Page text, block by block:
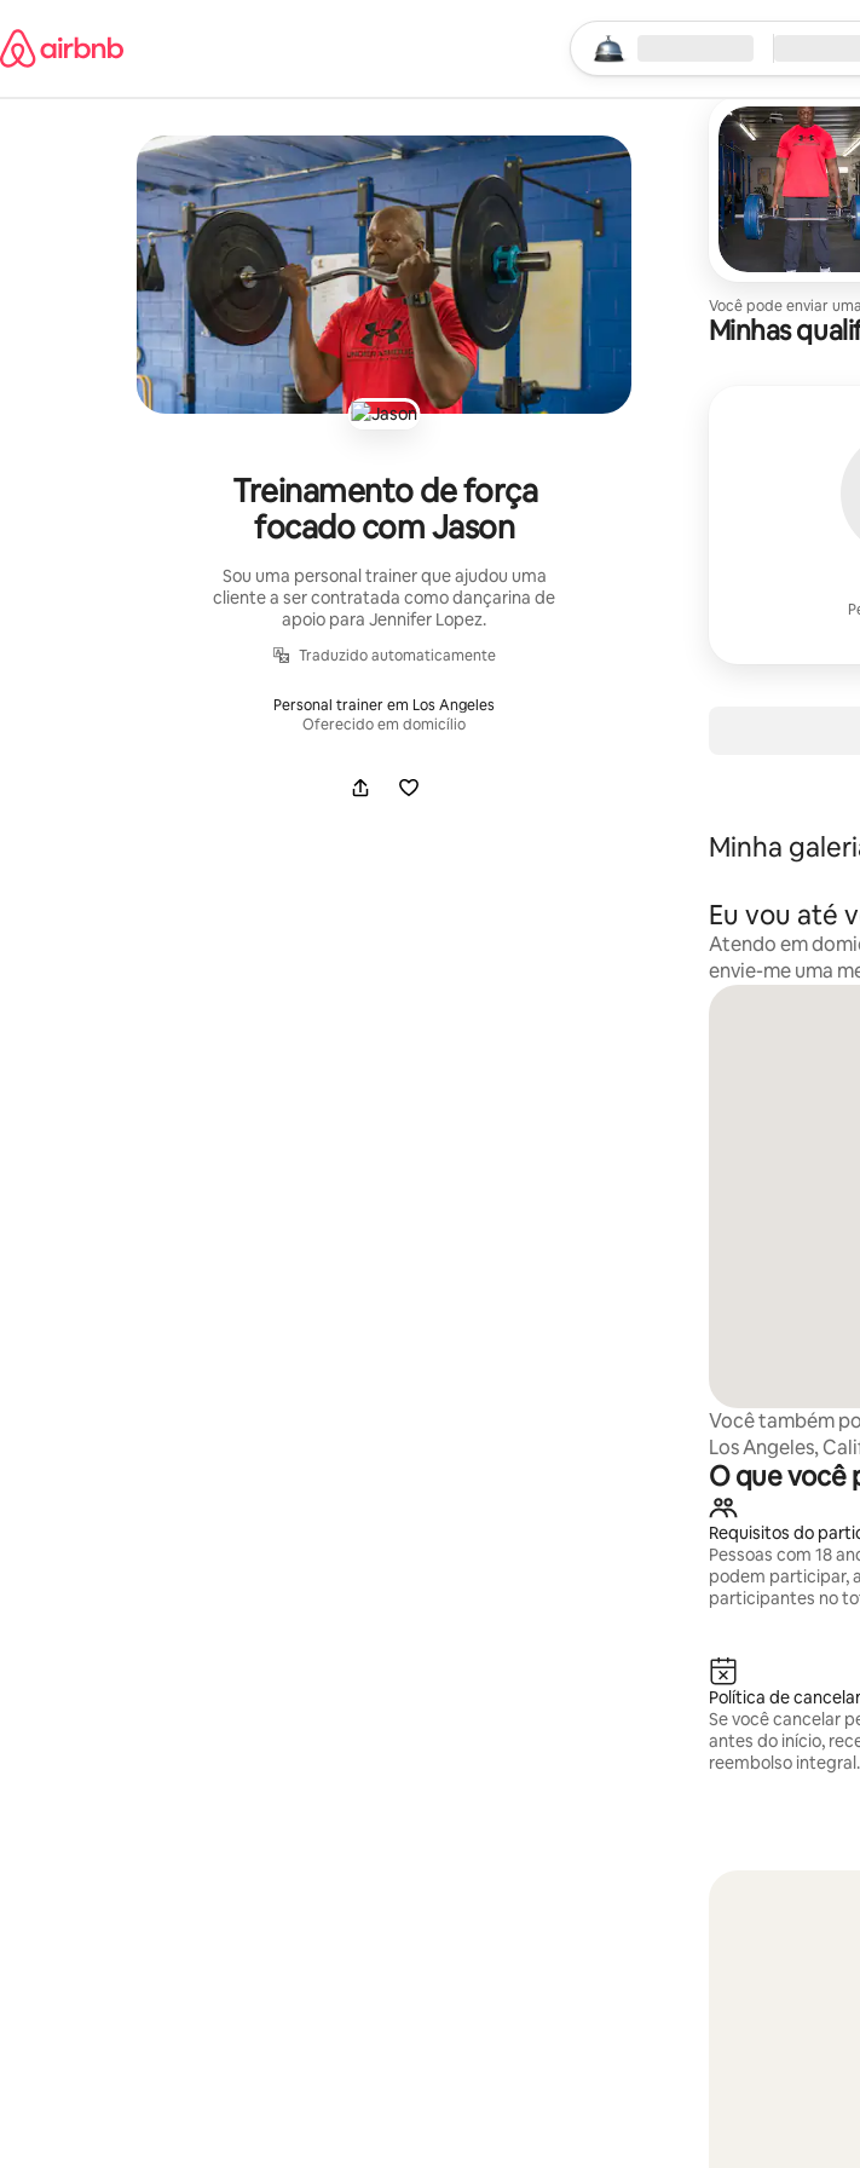
para
o
Comece sua busca
Local Check-in/
Treinamento de força
focado com Jason
Sou uma personal trainer que ajudou uma
cliente a ser contratada como dançarina de
apoio para Jennifer Lopez.
Traduzido automaticamente
Personal trainer em Los Angeles
Oferecido em domicílio
Você pode enviar
Minhas
Minha
Eu vou até
Atendo em
envie-me uma
Você também
Los Angeles,
O que você
Requisitos do
Pessoas com 18
podem participar,
participantes no
Política de
Se você cancelar
antes do início,
reembolso integral.